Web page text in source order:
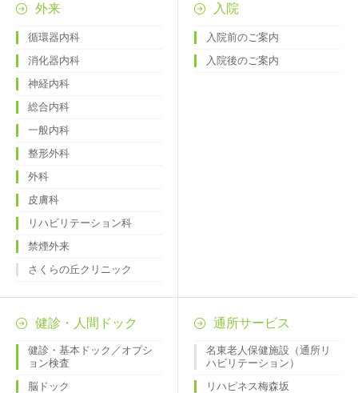
外来
循環器内科
消化器内科
神経内科
総合内科
一般内科
整形外科
外科
皮膚科
リハビリテーション科
禁煙外来
さくらの丘クリニック
入院
入院前のご案内
入院後のご案内
健診・人間ドック
健診・基本ドック／オプシ
ョン検査
脳ドック
通所サービス
名東老人保健施設（通所リ
ハビリテーション）
リハピネス梅森坂